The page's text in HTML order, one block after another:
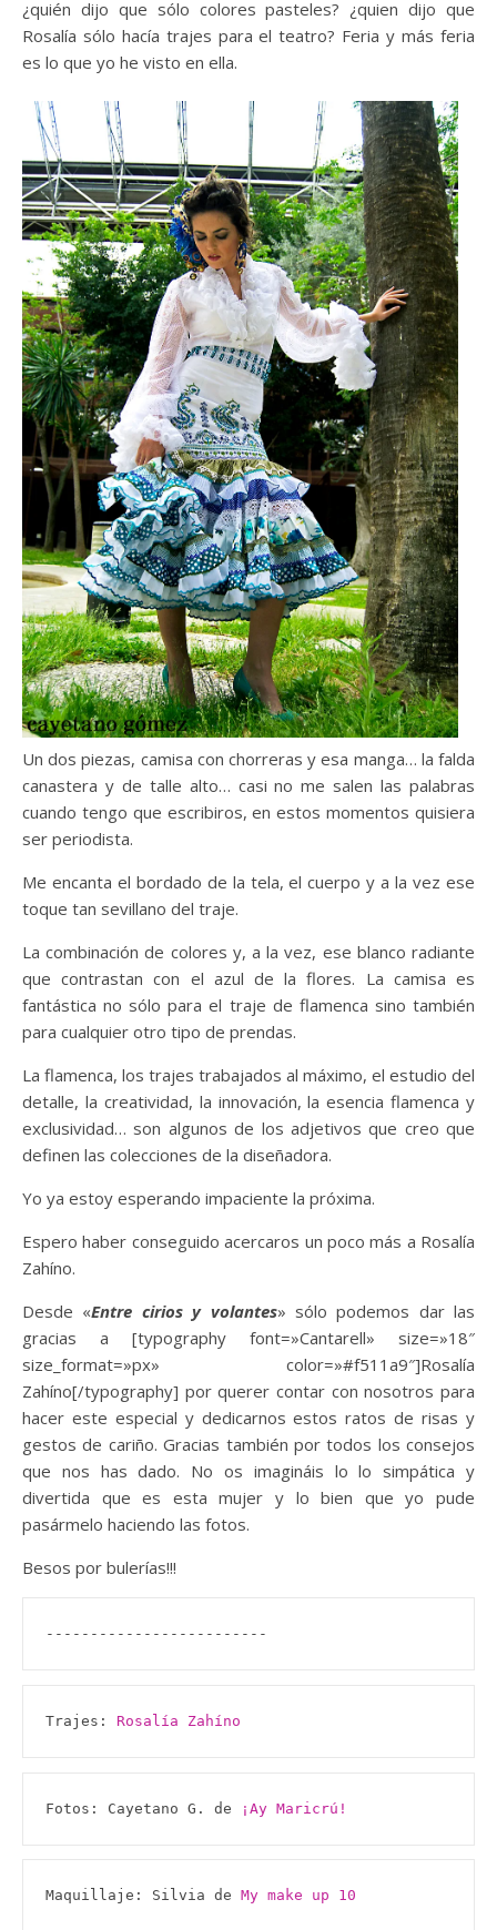
¿quién dijo que sólo colores pasteles? ¿quien dijo que
Rosalía sólo hacía trajes para el teatro? Feria y más feria
es lo que yo he visto en ella.
Un dos piezas, camisa con chorreras y esa manga… la falda
canastera y de talle alto… casi no me salen las palabras
cuando tengo que escribiros, en estos momentos quisiera
ser periodista.
Me encanta el bordado de la tela, el cuerpo y a la vez ese
toque tan sevillano del traje.
La combinación de colores y, a la vez, ese blanco radiante
que contrastan con el azul de la flores. La camisa es
fantástica no sólo para el traje de flamenca sino también
para cualquier otro tipo de prendas.
La flamenca, los trajes trabajados al máximo, el estudio del
detalle, la creatividad, la innovación, la esencia flamenca y
exclusividad… son algunos de los adjetivos que creo que
definen las colecciones de la diseñadora.
Yo ya estoy esperando impaciente la próxima.
Espero haber conseguido acercaros un poco más a Rosalía
Zahíno.
Desde «Entre cirios y volantes» sólo podemos dar las
gracias a [typography font=»Cantarell» size=»18″
size_format=»px» color=»#f511a9″]Rosalía
Zahíno[/typography] por querer contar con nosotros para
hacer este especial y dedicarnos estos ratos de risas y
gestos de cariño. Gracias también por todos los consejos
que nos has dado. No os imagináis lo lo simpática y
divertida que es esta mujer y lo bien que yo pude
pasármelo haciendo las fotos.
Besos por bulerías!!!
-------------------------
Trajes: Rosalía Zahíno
Fotos: Cayetano G. de ¡Ay Maricrú!
Maquillaje: Silvia de My make up 10